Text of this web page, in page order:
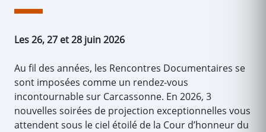
Les 26, 27 et 28 juin 2026
Au fil des années, les Rencontres Documentaires se
sont imposées comme un rendez-vous
incontournable sur Carcassonne. En 2026, 3
nouvelles soirées de projection exceptionnelles vous
attendent sous le ciel étoilé de la Cour d’honneur du